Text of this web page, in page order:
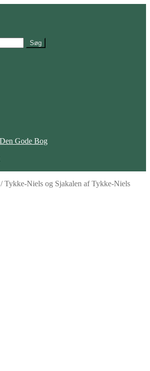
Søg
Gode Bog
Tykke-Niels og Sjakalen af Tykke-Niels